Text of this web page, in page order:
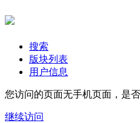
搜索
版块列表
用户信息
您访问的页面无手机页面，是
继续访问